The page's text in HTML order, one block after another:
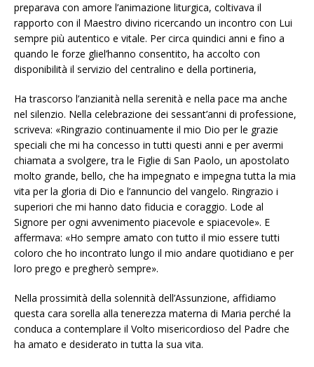
preparava con amore l’animazione liturgica, coltivava il
rapporto con il Maestro divino ricercando un incontro con Lui
sempre più autentico e vitale. Per circa quindici anni e fino a
quando le forze gliel’hanno consentito, ha accolto con
disponibilità il servizio del centralino e della portineria,
Ha trascorso l’anzianità nella serenità e nella pace ma anche
nel silenzio. Nella celebrazione dei sessant’anni di professione,
scriveva: «Ringrazio continuamente il mio Dio per le grazie
speciali che mi ha concesso in tutti questi anni e per avermi
chiamata a svolgere, tra le Figlie di San Paolo, un apostolato
molto grande, bello, che ha impegnato e impegna tutta la mia
vita per la gloria di Dio e l’annuncio del vangelo. Ringrazio i
superiori che mi hanno dato fiducia e coraggio. Lode al
Signore per ogni avvenimento piacevole e spiacevole». E
affermava: «Ho sempre amato con tutto il mio essere tutti
coloro che ho incontrato lungo il mio andare quotidiano e per
loro prego e pregherò sempre».
Nella prossimità della solennità dell’Assunzione, affidiamo
questa cara sorella alla tenerezza materna di Maria perché la
conduca a contemplare il Volto misericordioso del Padre che
ha amato e desiderato in tutta la sua vita.